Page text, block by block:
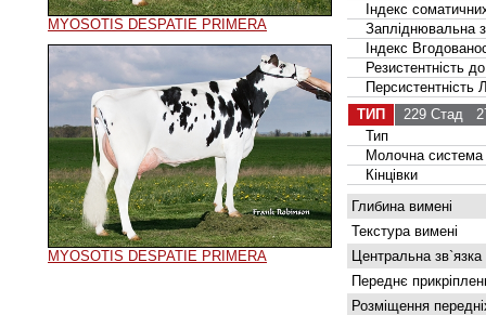
MYOSOTIS DESPATIE PRIMERA
MYOSOTIS DESPATIE PRIMERA
Індекс
Запліднювальна
Індекс
Резистентність
Персистентність
ТИП
229 Стад
Тип
Молочна система
Кінцівки
Глибина вимені
Текстура вимені
Центральна зв`язка
Переднє
Розміщення